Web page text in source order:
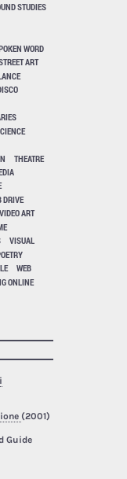
STUDIES
WORD
ART
THEATRE
DRIVE
VIDEO ART
VISUAL
WEB
ONLINE
(2001)
Guide